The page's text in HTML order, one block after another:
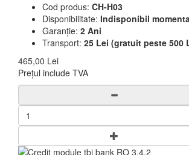
Cod produs: CH-H03
Disponibilitate: Indisponibil
Garanție: 2 Ani
Transport: 25 Lei (gratuit peste 500
465,00 Lei
Prețul include TVA